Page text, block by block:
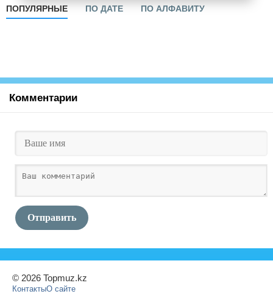
ПОПУЛЯРНЫЕ ПО ДАТЕ ПО АЛФАВИТУ
Комментарии
Отправить
© 2026 Topmuz.kz
КонтактыО сайте